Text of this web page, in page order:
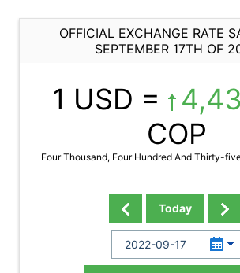
OFFICIAL EXCHANGE RATE
SEPTEMBER 17TH OF
1 USD =
COP
Four Thousand, Four Hundred And Thirty-
Today